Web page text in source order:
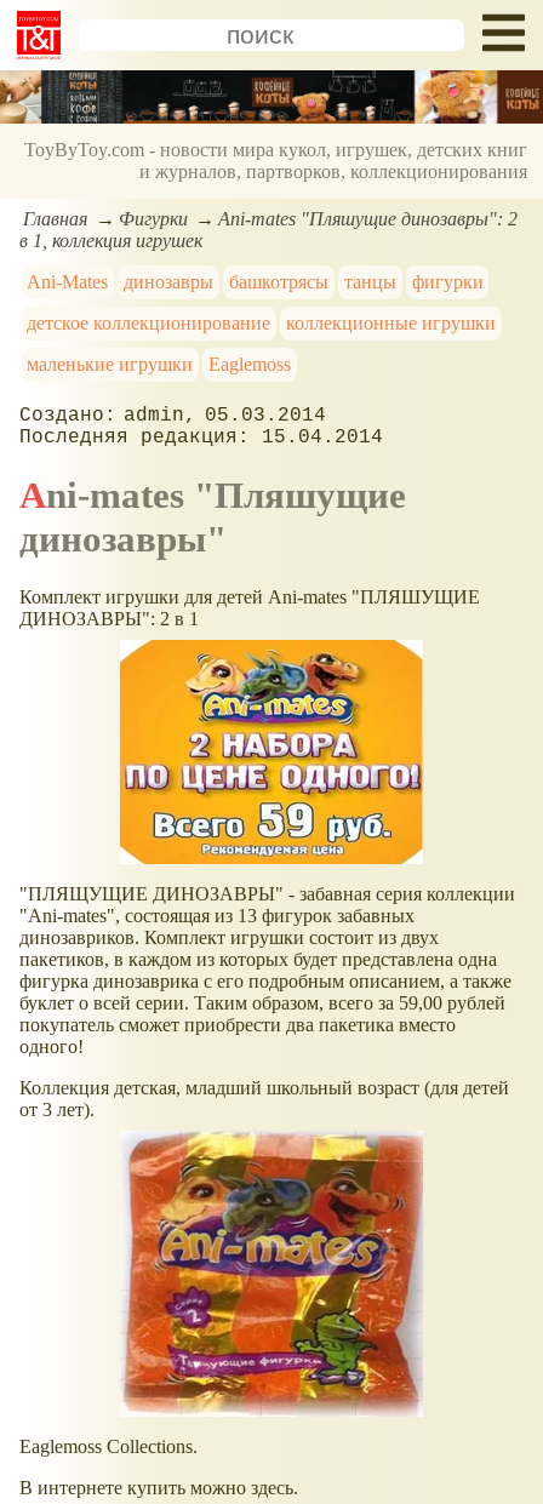
ToyByToy.com - новости мира кукол, игрушек, детских книг
и журналов, партворков, коллекционирования
Главная Фигурки
Ani-mates "Пляшущие динозавры": 2
в 1, коллекция игрушек
Ani-Mates
динозавры башкотрясы танцы
фигурки
детское коллекционирование
коллекционные игрушки
маленькие игрушки
Eaglemoss
admin
05.03.2014
15.04.2014
Ani-mates "Пляшущие
динозавры"
Комплект игрушки для детей Ani-mates "ПЛЯШУЩИЕ
ДИНОЗАВРЫ": 2 в 1
"ПЛЯЩУЩИЕ ДИНОЗАВРЫ" - забавная серия коллекции
"Ani-mates", состоящая из 13 фигурок забавных
динозавриков. Комплект игрушки состоит из двух
пакетиков, в каждом из которых будет представлена одна
фигурка динозаврика с его подробным описанием, а также
буклет о всей серии. Таким образом, всего за 59,00 рублей
покупатель сможет приобрести два пакетика вместо
одного!
Коллекция детская, младший школьный возраст (для детей
от 3 лет).
Eaglemoss Collections.
В интернете купить можно здесь.